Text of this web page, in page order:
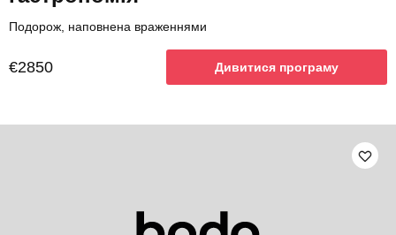
Подорож, наповнена враженнями
€2850 Дивитися програму